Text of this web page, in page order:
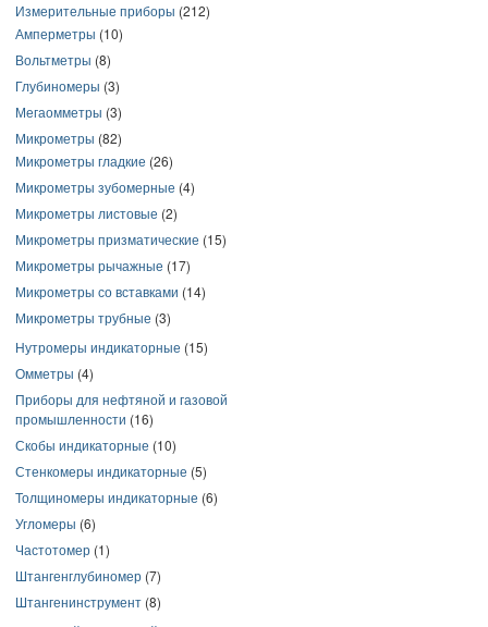
Измерительные приборы (212)
Амперметры (10)
Вольтметры (8)
Глубиномеры (3)
Мегаомметры (3)
Микрометры (82)
Микрометры гладкие (26)
Микрометры зубомерные (4)
Микрометры листовые (2)
Микрометры призматические (15)
Микрометры рычажные (17)
Микрометры со вставками (14)
Микрометры трубные (3)
Нутромеры индикаторные (15)
Омметры (4)
Приборы для нефтяной и газовой
промышленности (16)
Скобы индикаторные (10)
Стенкомеры индикаторные (5)
Толщиномеры индикаторные (6)
Угломеры (6)
Частотомер (1)
Штангенглубиномер (7)
Штангенинструмент (8)